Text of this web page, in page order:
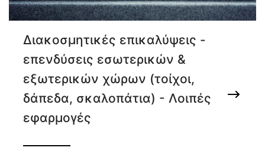
Διακοσμητικές επικαλύψεις -
επενδύσεις εσωτερικών &
εξωτερικών χώρων (τοίχοι,
δάπεδα, σκαλοπάτια) - Λοιπές
εφαρμογές